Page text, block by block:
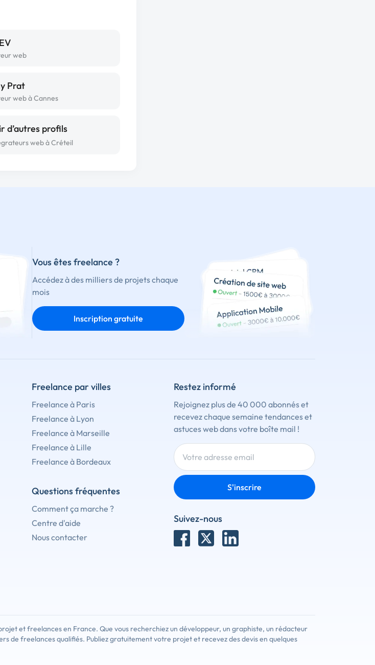
web
Prat
web à Cannes
d’autres profils
web à Créteil
Vous êtes freelance ?
Accédez à des milliers de projets chaque
mois
Inscription gratuite
Freelance par villes
Freelance à Paris
Freelance à Lyon
Freelance à Marseille
Freelance à Lille
Freelance à Bordeaux
Questions fréquentes
Comment ça marche ?
Centre d'aide
Nous contacter
Restez informé
Rejoignez plus de 40 000 abonnés et
recevez chaque semaine tendances et
astuces web dans votre boîte mail !
S'inscrire
Suivez-nous
et freelances en France. Que vous recherchiez un développeur, un graphiste, un rédacteur
de freelances qualifiés. Publiez gratuitement votre projet et recevez des devis en quelques